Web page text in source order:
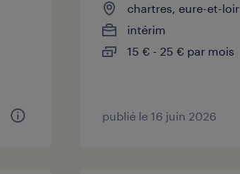
chartres, eure-et-loir
intérim
15 € - 25 € par mois
publié le 16 juin 2026